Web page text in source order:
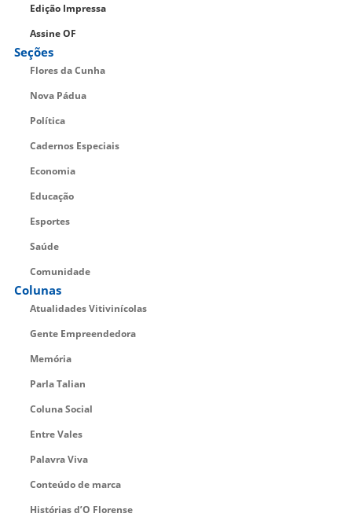
Edição Impressa
Assine OF
Seções
Flores da Cunha
Nova Pádua
Política
Cadernos Especiais
Economia
Educação
Esportes
Saúde
Comunidade
Colunas
Atualidades Vitivinícolas
Gente Empreendedora
Memória
Parla Talian
Coluna Social
Entre Vales
Palavra Viva
Conteúdo de marca
Histórias d’O Florense